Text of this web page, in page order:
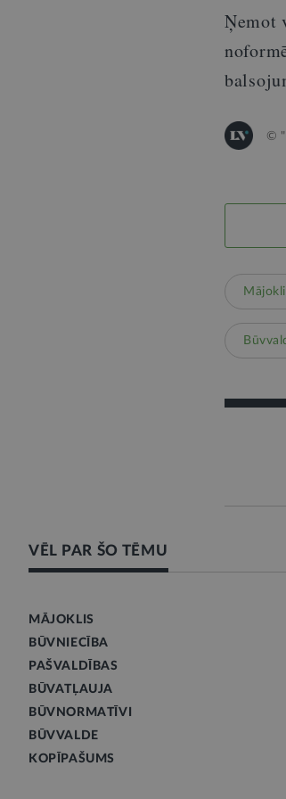
Ņemot
©
VĒL PAR ŠO TĒMU
MĀJOKLIS
BŪVNIECĪBA
PAŠVALDĪBAS
BŪVATĻAUJA
BŪVNORMATĪVI
BŪVVALDE
KOPĪPAŠUMS